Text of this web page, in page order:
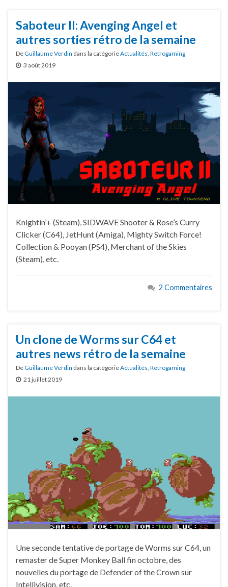
Saboteur II: Avenging Angel et
autres sorties rétro de la semaine
DeGuillaume Verdin dans la catégorieActualités Retrogaming
3 août 2019
Knightin’+ (Steam), SIDWAVE Shooter & Rose’s Curry
Clicker (C64), JetHunt (Amiga), Mighty Switch Force!
Collection & Pooyan (PS4), Merchant of the Skies
(Steam), etc.
2 Commentaires
Un clone de Worms sur C64 et
autres news rétro de la semaine
DeGuillaume Verdin dans la catégorieActualités Retrogaming
21 juillet 2019
Une seconde tentative de portage de Worms sur C64, un
remaster de Super Monkey Ball fin octobre, des
nouvelles du portage de Defender of the Crown sur
Intellivision, etc.